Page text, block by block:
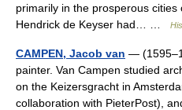
primarily in the prosperous cities
Hendrick de Keyser had… …
CAMPEN, Jacob van —
painter. Van Campen studied
on the Keizersgracht in
collaboration with PieterPost),